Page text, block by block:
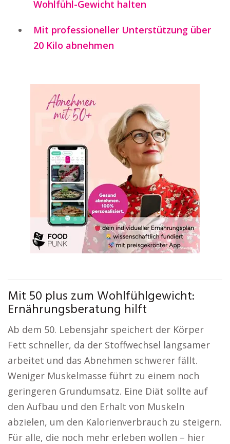
Wohlfühl-Gewicht halten
Mit professioneller Unterstützung über
20 Kilo abnehmen
Mit 50 plus zum Wohlfühlgewicht:
Ernährungsberatung hilft
Ab dem 50. Lebensjahr speichert der Körper
Fett schneller, da der Stoffwechsel langsamer
arbeitet und das Abnehmen schwerer fällt.
Weniger Muskelmasse führt zu einem noch
geringeren Grundumsatz. Eine Diät sollte auf
den Aufbau und den Erhalt von Muskeln
abzielen, um den Kalorienverbrauch zu steigern.
Für alle, die noch mehr erleben wollen – hier